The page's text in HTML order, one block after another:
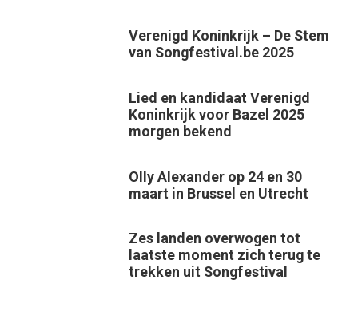
Verenigd Koninkrijk – De Stem
van Songfestival.be 2025
Lied en kandidaat Verenigd
Koninkrijk voor Bazel 2025
morgen bekend
Olly Alexander op 24 en 30
maart in Brussel en Utrecht
Zes landen overwogen tot
laatste moment zich terug te
trekken uit Songfestival